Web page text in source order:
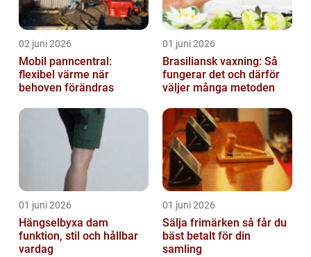
02 juni 2026
Mobil panncentral:
flexibel värme när
behoven förändras
01 juni 2026
Brasiliansk vaxning: Så
fungerar det och därför
väljer många metoden
01 juni 2026
Hängselbyxa dam
funktion, stil och hållbar
vardag
01 juni 2026
Sälja frimärken så får du
bäst betalt för din
samling